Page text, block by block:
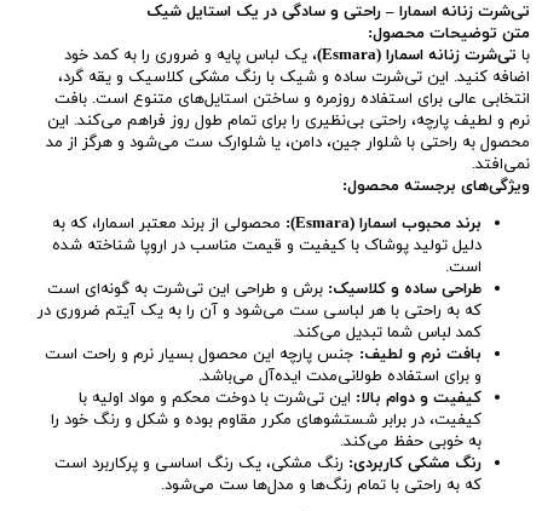
تی‌شرت زنانه اسمارا – راحتی و سادگی در یک استایل شیک
متن توضیحات محصول:
با تی‌شرت زنانه اسمارا (Esmara)
، یک لباس پایه و ضروری را به کمد خود
اضافه کنید. این تی‌شرت ساده و شیک با رنگ مشکی کلاسیک و یقه گرد،
انتخابی عالی برای استفاده روزمره و ساختن استایل‌های متنوع است. بافت
نرم و لطیف پارچه، راحتی بی‌نظیری را برای تمام طول روز فراهم می‌کند. این
محصول به راحتی با شلوار جین، دامن، یا شلوارک ست می‌شود و هرگز از مد
نمی‌افتد.
ویژگی‌های برجسته محصول:
برند محبوب اسمارا (Esmara):
محصولی از برند معتبر اسمارا، که به
دلیل تولید پوشاک با کیفیت و قیمت مناسب در اروپا شناخته شده
است.
طراحی ساده و کلاسیک: برش و طراحی این تی‌شرت به گونه‌ای است
که به راحتی با هر لباسی ست می‌شود و آن را به یک آیتم ضروری در
کمد لباس شما تبدیل می‌کند.
بافت نرم و لطیف: جنس پارچه این محصول بسیار نرم و راحت است
و برای استفاده طولانی‌مدت ایده‌آل می‌باشد.
کیفیت و دوام بالا: این تی‌شرت با دوخت محکم و مواد اولیه با
کیفیت، در برابر شستشوهای مکرر مقاوم بوده و شکل و رنگ خود را
به خوبی حفظ می‌کند.
رنگ مشکی کاربردی: رنگ مشکی، یک رنگ اساسی و پرکاربرد است
که به راحتی با تمام رنگ‌ها و مدل‌ها ست می‌شود.